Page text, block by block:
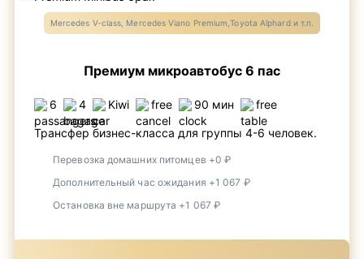
Mercedes V-class, Mercedes Viano Premium,Toyota Alphard и т.п.
Премиум микроавтобус 6 пас
6 4 Kiwi free 90 мин free
Трансфер бизнес-класса для группы 4-6 человек.
Перевозка домашних питомцев +0 ₽
Дополнительный час ожидания +1 067 ₽
Остановка вне маршрута +1 067 ₽